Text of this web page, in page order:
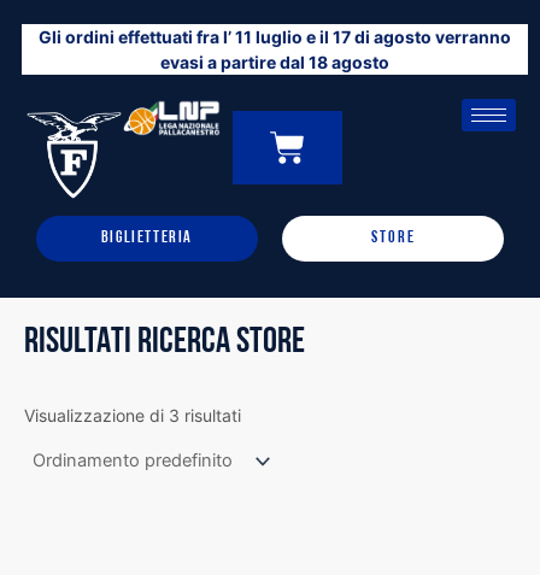
contenuto
Gli ordini effettuati fra l’ 11 luglio e il 17 di agosto verranno
evasi a partire dal 18 agosto
0
CARRELLO
BIGLIETTERIA STORE
RISULTATI RICERCA STORE
Visualizzazione di 3 risultati